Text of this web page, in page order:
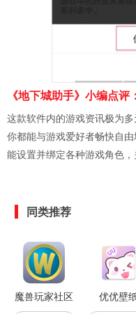
《地下城助手》小编点评：
这款软件内的游戏资讯极为
你都能与游戏爱好者畅快自
能设置并绑定各种游戏角色，
同类推荐
魔兽玩家社区 优优壁